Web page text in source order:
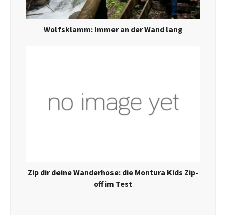
Wolfsklamm: Immer an der Wand lang
Zip dir deine Wanderhose: die Montura Kids Zip-
off im Test